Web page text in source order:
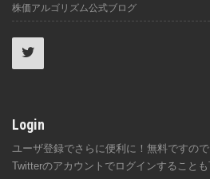
株価アルゴリズム公式ブログ
Login
ユーザ登録でさらに便利に！無料ですの
Twitterのアカウントでログインすることも